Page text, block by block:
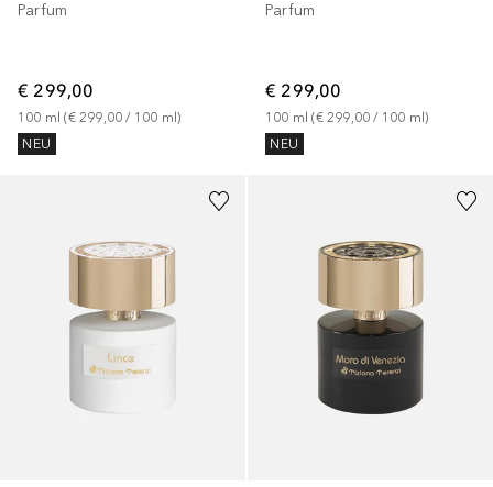
Parfum
€ 299,00
100 ml (€ 299,00 / 100 ml)
NEU
Parfum
€ 299,00
100 ml (€ 299,00 / 100 ml)
NEU